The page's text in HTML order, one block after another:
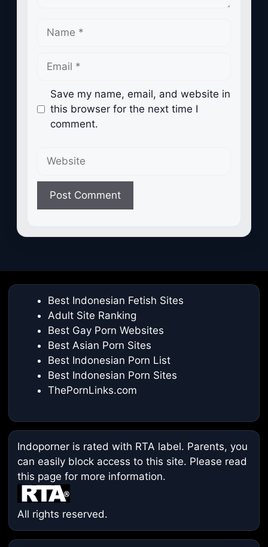
Name
Email
Save my name, email, and website in
this browser for the next time I
comment.
Best Indonesian Fetish Sites
Adult Site Ranking
Best Gay Porn Websites
Best Asian Porn Sites
Best Indonesian Porn List
Best Indonesian Porn Sites
ThePornLinks.com
Indoporner is rated with RTA label. Parents, you
can easily block access to this site. Please read
this page for more information.
All rights reserved.